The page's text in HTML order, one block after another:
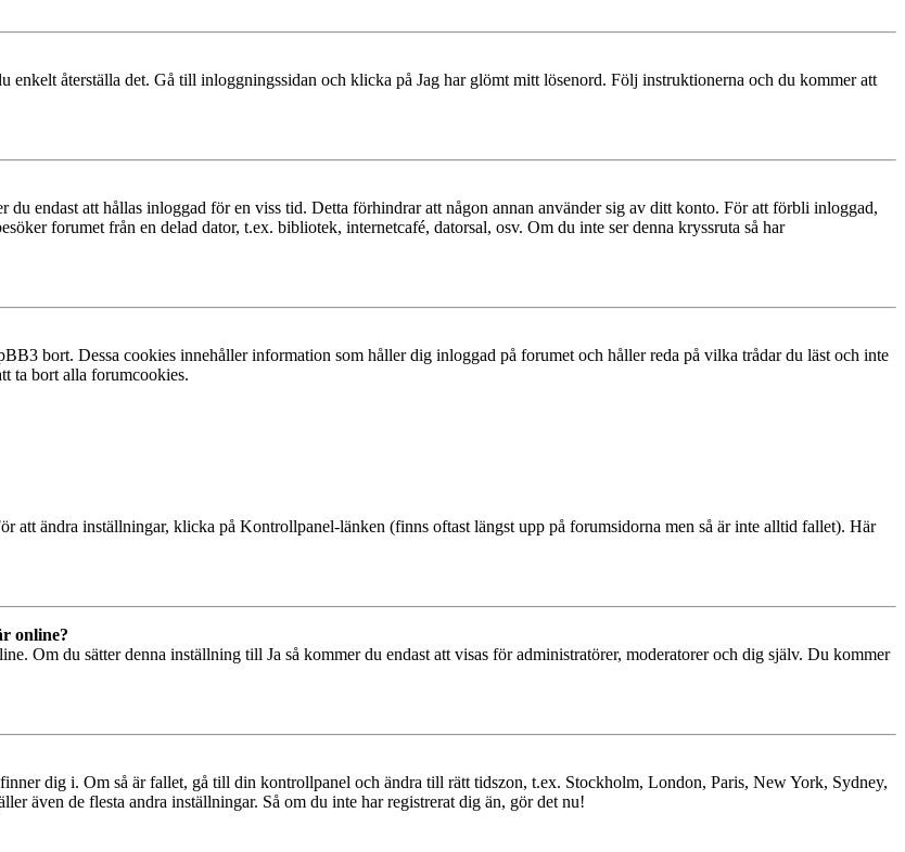
enkelt återställa det. Gå till inloggningssidan och klicka på Jag har glömt mitt lösenord. Följ instruktionerna och du kommer att
endast att hållas inloggad för en viss tid. Detta förhindrar att någon annan använder sig av ditt konto. För att förbli inloggad,
forumet från en delad dator, t.ex. bibliotek, internetcafé, datorsal, osv. Om du inte ser denna kryssruta så har
bort. Dessa cookies innehåller information som håller dig inloggad på forumet och håller reda på vilka trådar du läst och inte
ta bort alla forumcookies.
att ändra inställningar, klicka på Kontrollpanel-länken (finns oftast längst upp på forumsidorna men så är inte alltid fallet). Här
online?
Om du sätter denna inställning till Ja så kommer du endast att visas för administratörer, moderatorer och dig själv. Du kommer
dig i. Om så är fallet, gå till din kontrollpanel och ändra till rätt tidszon, t.ex. Stockholm, London, Paris, New York, Sydney,
även de flesta andra inställningar. Så om du inte har registrerat dig än, gör det nu!